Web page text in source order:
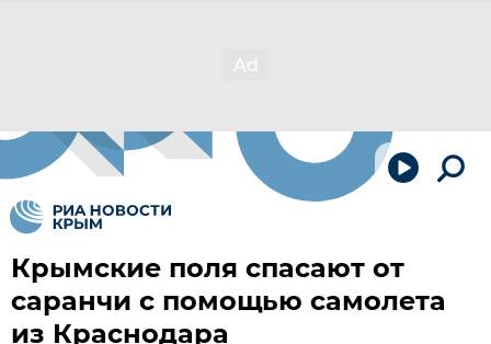
Крымские поля спасают от
саранчи с помощью самолета
из Краснодара